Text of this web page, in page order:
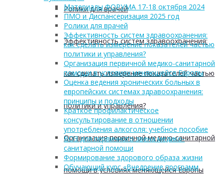
Ролики для врачей
Эффективность систем здравоохранения:
как сделать измерение показателей частью
политики и управления?
Организация первичной медико-санитарной
помощи в условиях меняющейся Европы
Материалы ФОРУМА 17-18 октября 2024
ПМО и Диспансеризация 2025 год
Ролики для врачей
Эффективность систем здравоохранения:
как сделать измерение показателей частью
политики и управления?
Организация первичной медико-санитарной
помощи в условиях меняющейся Европы
Оценка ведения хронических больных в
европейских системах здравоохранения:
принципы и подходы
Краткое профилактическое
консультирование в отношении
употребления алкоголя: учебное пособие
ВОЗ для первичного звена медико-
санитарной помощи
Формирование здорового образа жизни
Обучающий курс «Внедрение программ